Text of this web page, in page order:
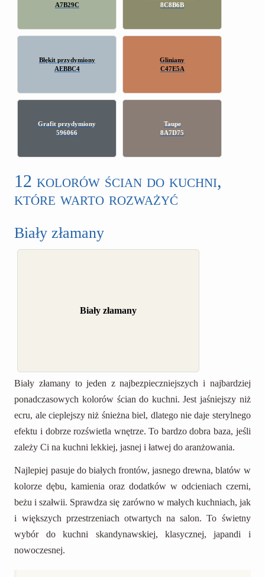
A7B29C
8C8B6B
Błękit przydymiony
AEBBC4
Gliniany
C47E5A
Grafit przydymiony
596066
Taupe
8A7D75
12 kolorów ścian do kuchni,
które warto rozważyć
Biały złamany
Biały złamany
Biały złamany to jeden z najbezpieczniejszych i najbardziej
ponadczasowych kolorów ścian do kuchni. Jest jaśniejszy niż
ecru, ale cieplejszy niż śnieżna biel, dlatego nie daje sterylnego
efektu i dobrze rozświetla wnętrze. To bardzo dobra baza, jeśli
zależy Ci na kuchni lekkiej, jasnej i łatwej do aranżowania.
Najlepiej pasuje do białych frontów, jasnego drewna, blatów w
kolorze dębu, kamienia oraz dodatków w odcieniach czerni,
beżu i szałwii. Sprawdza się zarówno w małych kuchniach, jak
i większych przestrzeniach otwartych na salon. To świetny
wybór do kuchni skandynawskiej, klasycznej, japandi i
nowoczesnej.